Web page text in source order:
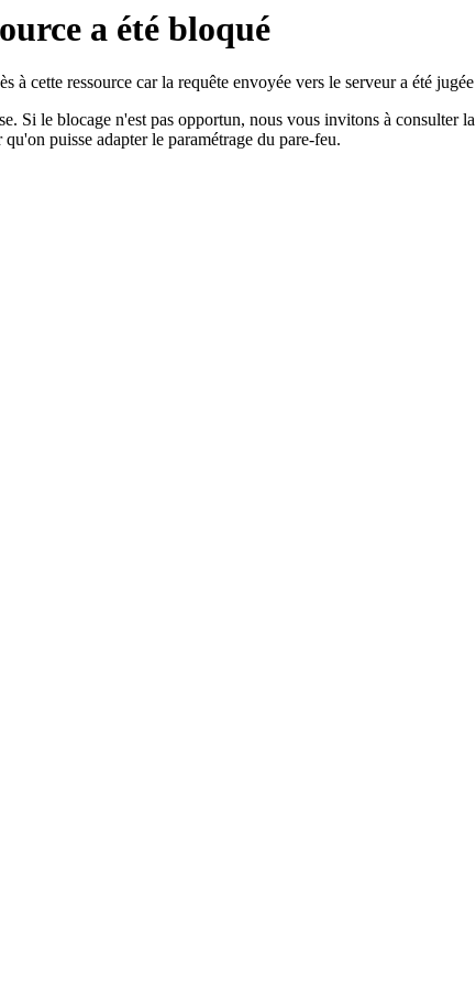
a été bloqué
cette ressource car la requête envoyée vers le serveur a été
Si le blocage n'est pas opportun, nous vous invitons à consulter
puisse adapter le paramétrage du pare-feu.